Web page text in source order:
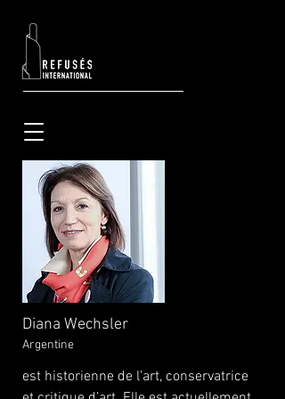
Diana Wechsler
Argentine
est historienne de l’art, conservatrice